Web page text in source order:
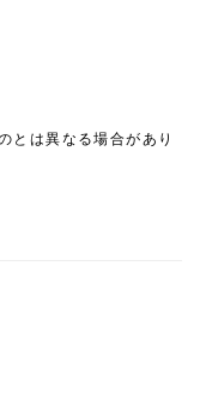
とは異なる場合があり